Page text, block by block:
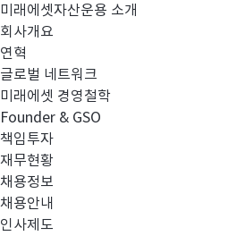
미래에셋자산운용 소개
회사개요
연혁
글로벌 네트워크
미래에셋 경영철학
Founder & GSO
책임투자
재무현황
채용정보
채용안내
인사제도
이전글
다음글